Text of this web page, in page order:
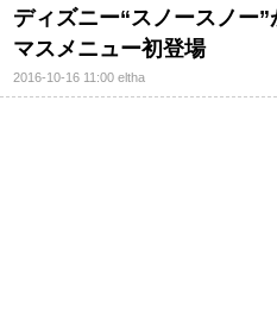
ディズニー“スノースノー
マスメニュー初登場
2016-10-16 11:00eltha